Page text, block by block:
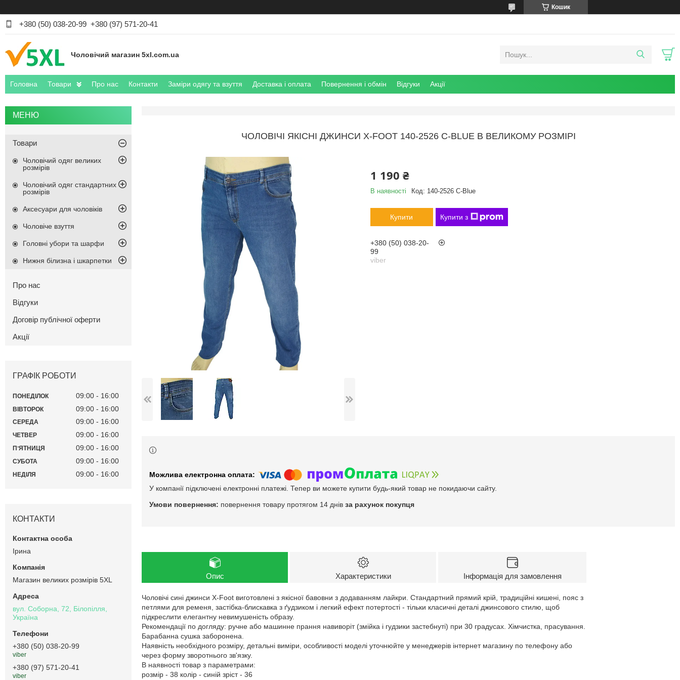
Кошик
+380 (50) 038-20-99 +380 (97) 571-20-41
Чоловічий магазин 5xl.com.ua
Головна Товари Про нас Контакти Заміри одягу та взуття Доставка і оплата Повернення і обмін Відгуки Акції
ЧОЛОВІЧІ ЯКІСНІ ДЖИНСИ X-FOOT 140-2526 C-BLUE В ВЕЛИКОМУ РОЗМІРІ
1 190 ₴
В наявності Код: 140-2526 C-Blue
Купити Купити з
+380 (50) 038-20-
99
viber
У компанії підключені електронні платежі. Тепер ви можете купити будь-який товар не покидаючи сайту.
повернення товару протягом 14 днів за рахунок покупця
Опис Характеристики Інформація для замовлення
Чоловічі сині джинси X-Foot виготовлені з якісної бавовни з додаванням лайкри. Стандартний прямий крій, традиційні кишені, пояс з
петлями для ременя, застібка-блискавка з ґудзиком і легкий ефект потертості - тільки класичні деталі джинсового стилю, щоб
підкреслити елегантну невимушеність образу.
Рекомендації по догляду: ручне або машинне прання навиворіт (змійка і гудзики застебнуті) при 30 градусах. Хімчистка, прасування.
Барабанна сушка заборонена.
Наявність необхідного розміру, детальні виміри, особливості моделі уточнюйте у менеджерів інтернет магазину по телефону або
через форму зворотнього зв'язку.
В наявності товар з параметрами:
розмір - 38 колір - синій зріст - 36
Товари
Чоловічий одяг великих
розмірів
Чоловічий одяг стандартних
розмірів
Аксесуари для чоловіків
Чоловіче взуття
Головні убори та шарфи
Нижня білизна і шкарпетки
Про нас
Відгуки
Договір публічної оферти
Акції
ГРАФІК РОБОТИ
ПОНЕДІЛОК 09:00 16:00
ВІВТОРОК 09:00 16:00
СЕРЕДА 09:00 16:00
ЧЕТВЕР 09:00 16:00
ПʼЯТНИЦЯ 09:00 16:00
СУБОТА 09:00 16:00
НЕДІЛЯ 09:00 16:00
КОНТАКТИ
Ірина
Магазин великих розмірів 5XL
вул. Соборна, 72, Білопілля,
Україна
+380 (50) 038-20-99
viber
+380 (97) 571-20-41
viber